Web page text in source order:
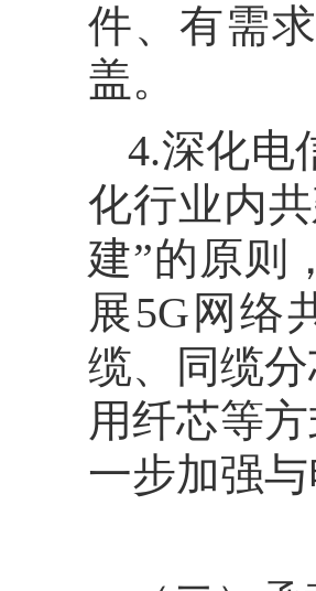
件、有需
盖。
4.深化电
化行业内
建”的原则
展5G网络
缆、同缆
用纤芯等
一步加强